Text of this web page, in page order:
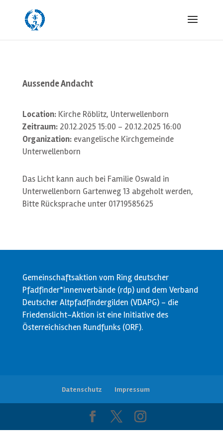
Aussende Andacht
Location:Kirche Röblitz, Unterwellenborn
Zeitraum:20.12.2025 15:00 - 20.12.2025 16:00
Organization:evangelische Kirchgemeinde
Unterwellenborn
Das Licht kann auch bei Familie Oswald in
Unterwellenborn Gartenweg 13 abgeholt werden,
Bitte Rücksprache unter 01719585625
Gemeinschaftsaktion vom Ring deutscher
Pfadfinder*innenverbände (rdp) und dem Verband
Deutscher Altpfadfindergilden (VDAPG) - die
Friedenslicht-Aktion ist eine Initiative des
Österreichischen Rundfunks (ORF).
Datenschutz Impressum